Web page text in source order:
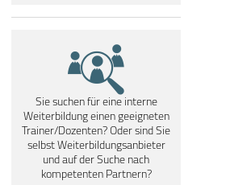
Sie suchen für eine interne
Weiterbildung einen geeigneten
Trainer/Dozenten? Oder sind Sie
selbst Weiterbildungsanbieter
und auf der Suche nach
kompetenten Partnern?